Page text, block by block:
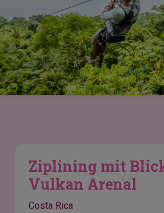
Ziplining mit
Vulkan Arenal
Costa Rica